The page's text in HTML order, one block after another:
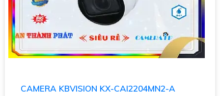
CAMERA KBVISION KX-CAI2204MN2-A